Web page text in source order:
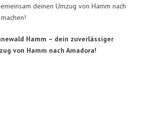
deinen Umzug von Hamm nach
Hamm – dein zuverlässiger
von Hamm nach Amadora!